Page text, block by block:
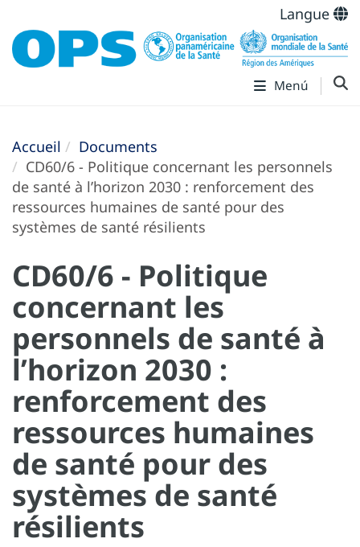
Langue
Menú
Accueil
Documents
CD60/6 - Politique concernant les personnels
de santé à l’horizon 2030 : renforcement des
ressources humaines de santé pour des
systèmes de santé résilients
CD60/6 - Politique
concernant les
personnels de santé à
l’horizon 2030 :
renforcement des
ressources humaines
de santé pour des
systèmes de santé
résilients